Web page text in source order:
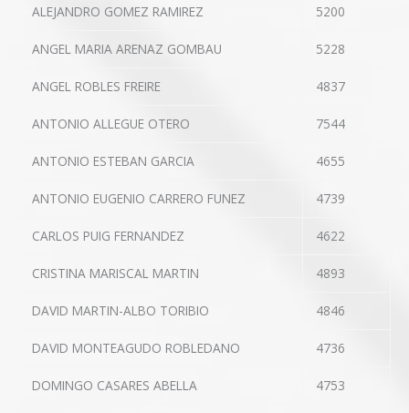
ALEJANDRO GOMEZ RAMIREZ 5200
ANGEL MARIA ARENAZ GOMBAU 5228
ANGEL ROBLES FREIRE 4837
ANTONIO ALLEGUE OTERO 7544
ANTONIO ESTEBAN GARCIA 4655
ANTONIO EUGENIO CARRERO FUNEZ 4739
CARLOS PUIG FERNANDEZ 4622
CRISTINA MARISCAL MARTIN 4893
DAVID MARTIN-ALBO TORIBIO 4846
DAVID MONTEAGUDO ROBLEDANO 4736
DOMINGO CASARES ABELLA 4753